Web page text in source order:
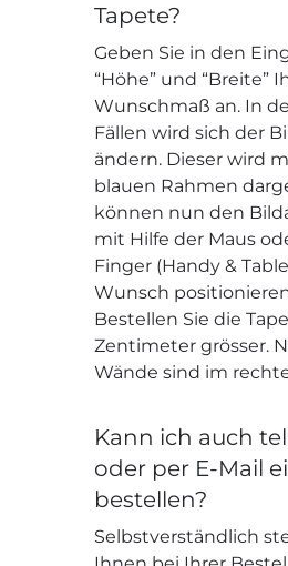
Tapete?
Geben Sie in den
“Höhe” und “Breite”
Wunschmaß an. In
Fällen wird sich der
ändern. Dieser wird
blauen Rahmen
können nun den
mit Hilfe der Maus
Finger (Handy &
Wunsch
Bestellen Sie die
Zentimeter grösser.
Wände sind im
Kann ich auch
oder per E-Mail
bestellen?
Selbstverständlich